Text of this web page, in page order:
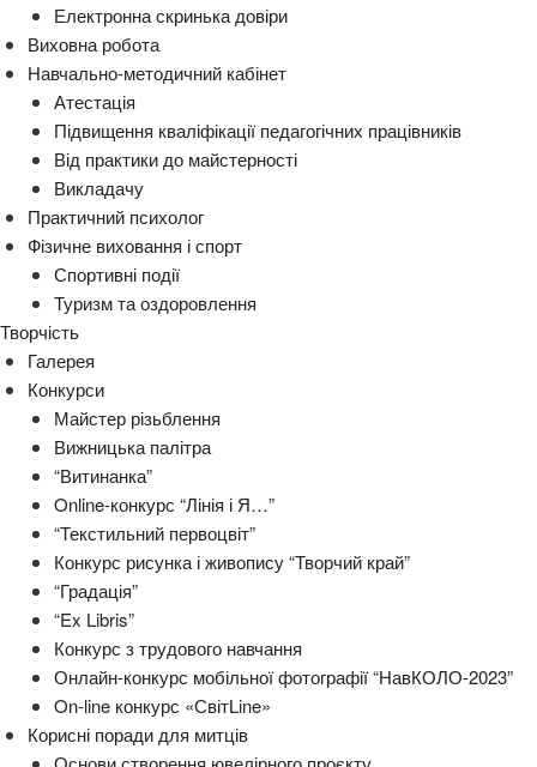
Електронна скринька довіри
Виховна робота
Навчально-методичний кабінет
Атестація
Підвищення кваліфікації педагогічних працівників
Від практики до майстерності
Викладачу
Практичний психолог
Фізичне виховання і спорт
Спортивні події
Туризм та оздоровлення
Творчість
Галерея
Конкурси
Майстер різьблення
Вижницька палітра
“Витинанка”
Online-конкурс “Лінія і Я…”
“Текстильний первоцвіт”
Конкурс рисунка і живопису “Творчий край”
“Градація”
“Ex Libris”
Конкурс з трудового навчання
Онлайн-конкурс мобільної фотографії “НавКОЛО-2023”
On-line конкурс «СвітLine»
Корисні поради для митців